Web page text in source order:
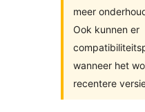
meer
Ook kunnen er
wanneer het
recentere